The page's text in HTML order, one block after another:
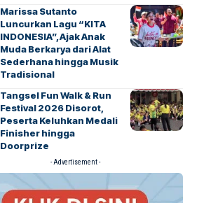
Marissa Sutanto
Luncurkan Lagu “KITA
INDONESIA”, Ajak Anak
Muda Berkarya dari Alat
Sederhana hingga Musik
Tradisional
Tangsel Fun Walk & Run
Festival 2026 Disorot,
Peserta Keluhkan Medali
Finisher hingga
Doorprize
- Advertisement -